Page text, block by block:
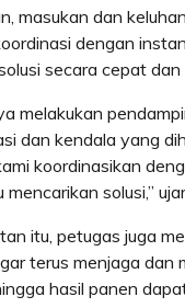
masukan dan
dengan
secara cepat
melakukan
dan kendala yang
koordinasikan
solusi,”
itu, petugas juga
terus menjaga dan
hasil panen